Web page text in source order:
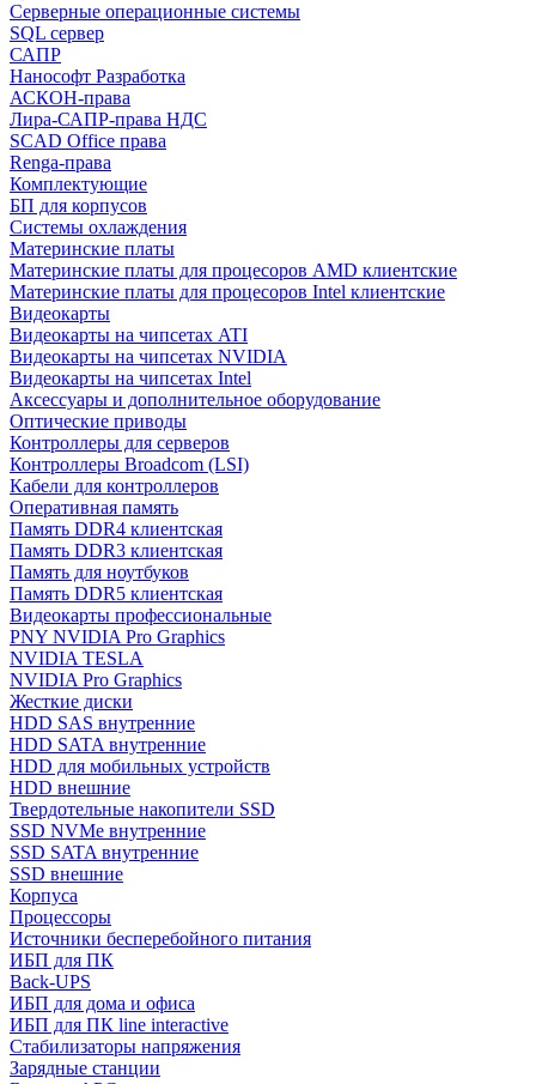
Серверные операционные системы
SQL сервер
САПР
Нанософт Разработка
АСКОН-права
Лира-САПР-права НДС
SCAD Office права
Renga-права
Комплектующие
БП для корпусов
Системы охлаждения
Материнские платы
Материнские платы для процесоров AMD клиентские
Материнские платы для процесоров Intel клиентские
Видеокарты
Видеокарты на чипсетах ATI
Видеокарты на чипсетах NVIDIA
Видеокарты на чипсетах Intel
Аксессуары и дополнительное оборудование
Оптические приводы
Контроллеры для серверов
Контроллеры Broadcom (LSI)
Кабели для контроллеров
Оперативная память
Память DDR4 клиентская
Память DDR3 клиентская
Память для ноутбуков
Память DDR5 клиентская
Видеокарты профессиональные
PNY NVIDIA Pro Graphics
NVIDIA TESLA
NVIDIA Pro Graphics
Жесткие диски
HDD SAS внутренние
HDD SATA внутренние
HDD для мобильных устройств
HDD внешние
Твердотельные накопители SSD
SSD NVMe внутренние
SSD SATA внутренние
SSD внешние
Корпуса
Процессоры
Источники бесперебойного питания
ИБП для ПК
Back-UPS
ИБП для дома и офиса
ИБП для ПК linе interactive
Стабилизаторы напряжения
Зарядные станции